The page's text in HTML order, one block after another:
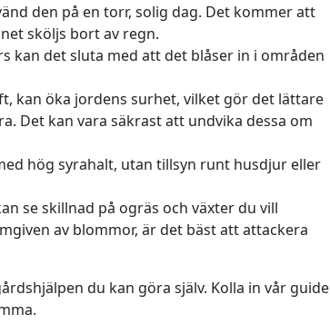
den på en torr, solig dag. Det kommer att
sköljs bort av regn.
kan det sluta med att det blåser in i områden
kan öka jordens surhet, vilket gör det lättare
Det kan vara säkrast att undvika dessa om
hög syrahalt, utan tillsyn runt husdjur eller
se skillnad på ogräs och växter du vill
av blommor, är det bäst att attackera
du kan göra själv. Kolla in vår guide